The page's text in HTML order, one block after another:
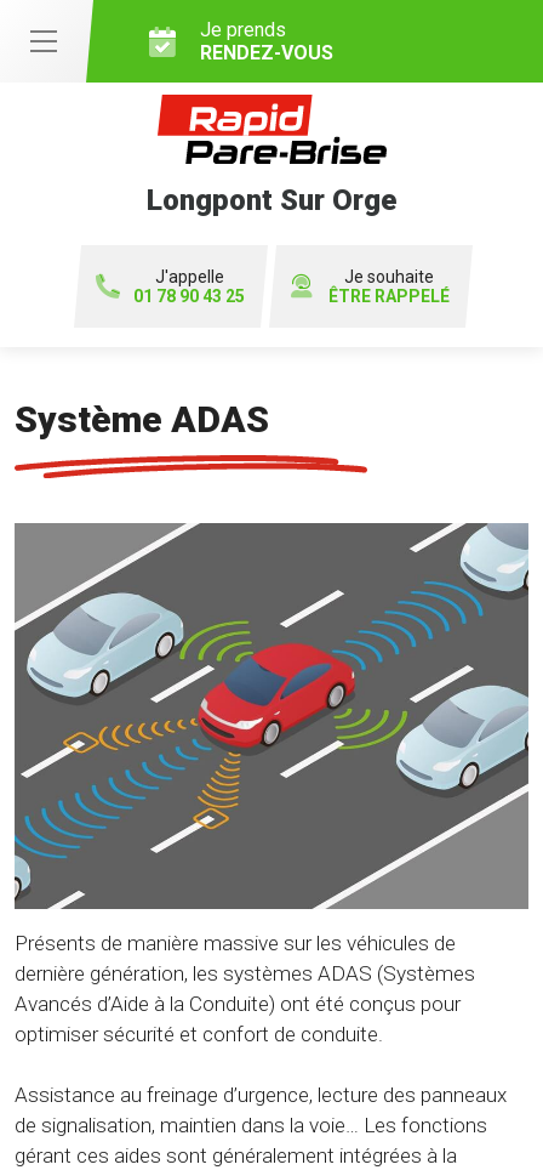
Je prends
RENDEZ-VOUS
Longpont Sur Orge
J'appelle
01 78 90 43 25
Je souhaite
ÊTRE RAPPELÉ
Système ADAS
Présents de manière massive sur les véhicules de
dernière génération, les systèmes ADAS (Systèmes
Avancés d’Aide à la Conduite) ont été conçus pour
optimiser sécurité et confort de conduite.
Assistance au freinage d’urgence, lecture des panneaux
de signalisation, maintien dans la voie… Les fonctions
gérant ces aides sont généralement intégrées à la